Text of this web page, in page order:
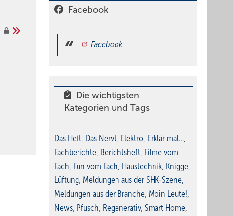
Facebook
Facebook
Die wichtigsten
Kategorien und Tags
Das Heft, Das Nervt, Elektro, Erklär mal…,
Fachberichte, Berichtsheft, Filme vom
Fach, Fun vom Fach, Haustechnik, Knigge,
Lüftung, Meldungen aus der SHK-Szene,
Meldungen aus der Branche, Moin Leute!,
News, Pfusch, Regenerativ, Smart Home,